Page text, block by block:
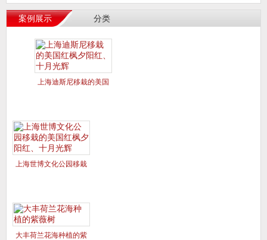
案例展示 分类
上海迪斯尼移栽的美国
上海世博文化公园移栽
大丰荷兰花海种植的紫